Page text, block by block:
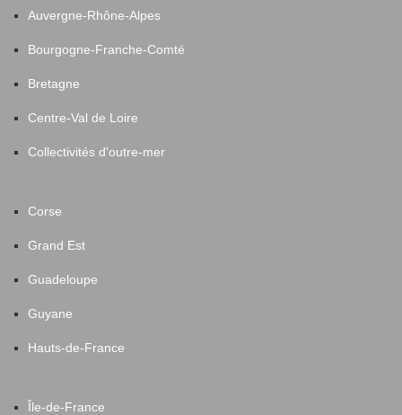
Auvergne-Rhône-Alpes
Bourgogne-Franche-Comté
Bretagne
Centre-Val de Loire
Collectivités d'outre-mer
Corse
Grand Est
Guadeloupe
Guyane
Hauts-de-France
Île-de-France